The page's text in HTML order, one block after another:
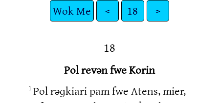
Wok Me < 18 >
18
Pol revən fwe Korin
1 Pol rəɡkiari pam fwe Atens, mier,